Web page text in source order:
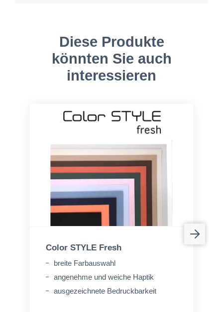
Diese Produkte
könnten Sie auch
interessieren
Color STYLE Fresh
breite Farbauswahl
angenehme und weiche Haptik
ausgezeichnete Bedruckbarkeit